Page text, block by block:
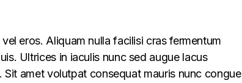
eros. Aliquam nulla facilisi cras fermentum
Ultrices in iaculis nunc sed augue lacus
amet volutpat consequat mauris nunc congue